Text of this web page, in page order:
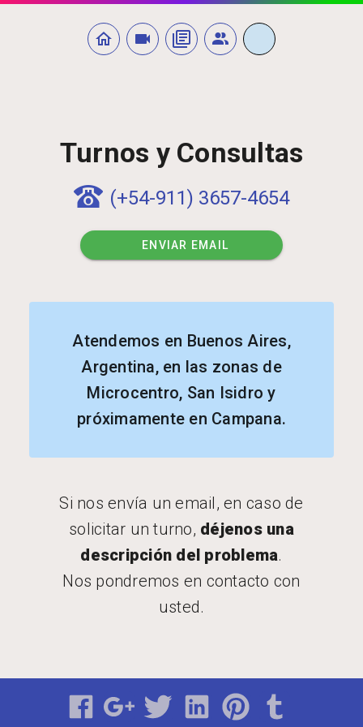
Turnos y Consultas
(+54-911) 3657-4654
ENVIAR EMAIL
Atendemos en Buenos Aires,
Argentina, en las zonas de
Microcentro, San Isidro y
próximamente en Campana.
Si nos envía un email, en caso de
solicitar un turno, déjenos una
descripción del problema.
Nos pondremos en contacto con
usted.